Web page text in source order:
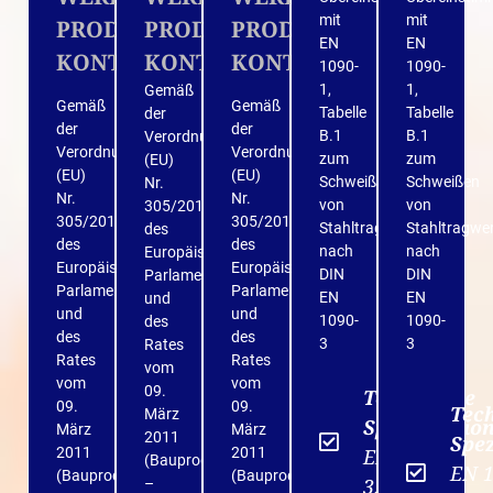
PRODUKTIONS­
KONTROLLE
Gemäß
der
Verordnung
(EU)
Nr.
305/2011
des
Europäischen
Parlaments
und
des
Rates
vom
09.
März
2011
(Bauproduktenverordnung
PRODUKTIONS­
KONTROLLE
Gemäß
der
Verordnung
(EU)
Nr.
305/2011
des
Europäischen
Parlaments
und
des
Rates
vom
09.
März
2011
(Bauproduktenverordnung
–
PRODUKTIONS­
KONTROLLE
Gemäß
der
Verordnung
(EU)
Nr.
305/2011
des
Europäischen
Parlaments
und
des
Rates
vom
09.
März
2011
(Bauproduktenverordnung
mit
EN
1090-
1,
Tabelle
B.1
zum
Schweißen
von
Stahltragwerken
nach
DIN
EN
1090-
3
Technische
EN 1090-
3:2019
mit
EN
1090-
1,
Tabelle
B.1
zum
Schweißen
von
nach
DIN
EN
1090-
3
EN